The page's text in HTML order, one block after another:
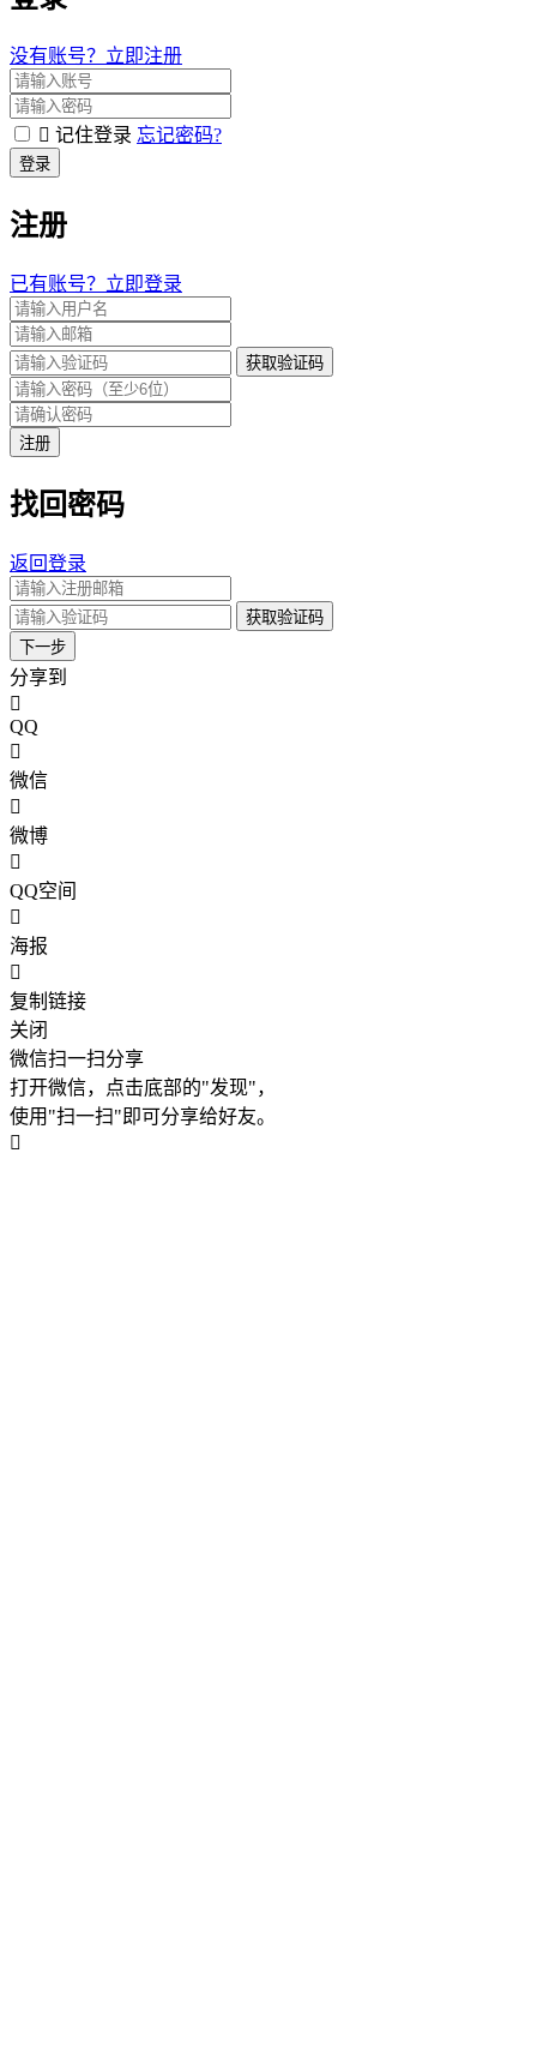
没有账号？立即注册
记住登录 忘记密码?
登录
注册
已有账号？立即登录
获取验证码
注册
找回密码
返回登录
获取验证码
下一步
分享到
QQ
微信
微博
QQ空间
海报
复制链接
关闭
微信扫一扫分享
打开微信，点击底部的"发现"，
使用"扫一扫"即可分享给好友。